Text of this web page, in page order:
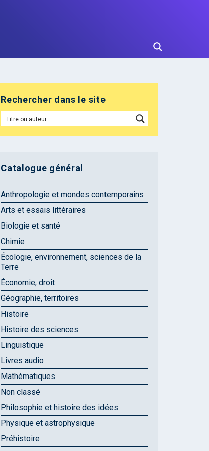
Rechercher dans le site
Catalogue général
Anthropologie et mondes contemporains
Arts et essais littéraires
Biologie et santé
Chimie
Écologie, environnement, sciences de la
Terre
Économie, droit
Géographie, territoires
Histoire
Histoire des sciences
Linguistique
Livres audio
Mathématiques
Non classé
Philosophie et histoire des idées
Physique et astrophysique
Préhistoire